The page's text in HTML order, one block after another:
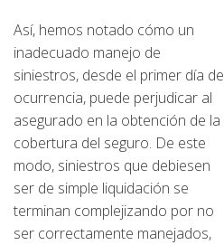
Así, hemos notado cómo un
inadecuado manejo de
siniestros, desde el primer día de
ocurrencia, puede perjudicar al
asegurado en la obtención de la
cobertura del seguro. De este
modo, siniestros que debiesen
ser de simple liquidación se
terminan complejizando por no
ser correctamente manejados,